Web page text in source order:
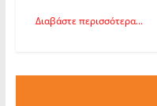
Διαβάστε περισσότερα...